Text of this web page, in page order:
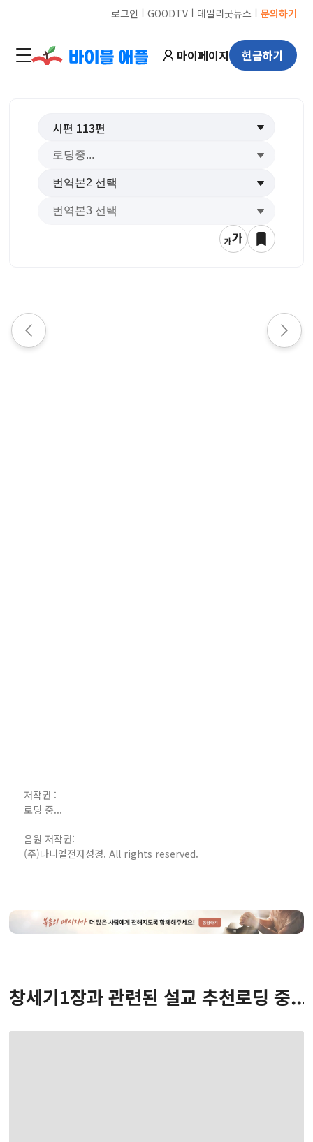
로그인 ㅣ GOODTVㅣ 데일리굿뉴스 ㅣ 문의하기
마이페이지 헌금하기
시편 113편
저작권 :
로딩 중...
음원 저작권:
(주)다니엘전자성경. All rights reserved.
창세기1장과 관련된 설교 추천로딩 중...